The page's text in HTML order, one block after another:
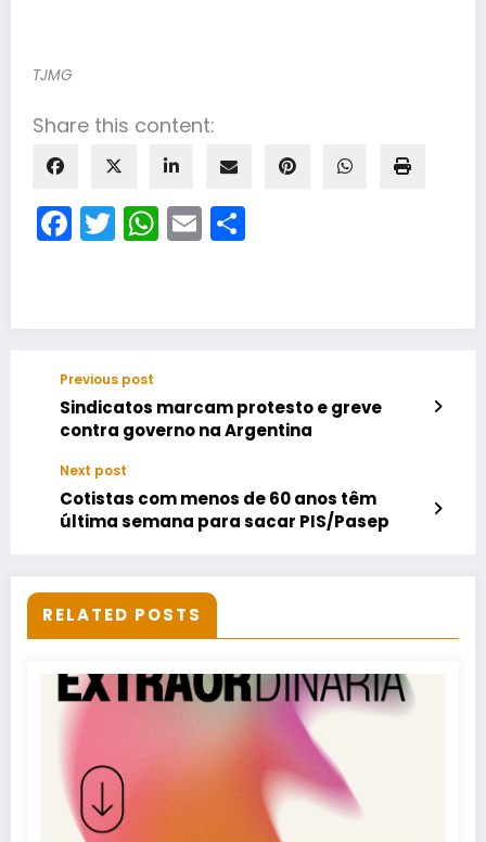
TJMG
Share this content:
Facebook
Twitter
WhatsApp
Email
Previous post
Sindicatos marcam protesto e greve
contra governo na Argentina
Next post
Cotistas com menos de 60 anos têm
última semana para sacar PIS/Pasep
RELATED POSTS